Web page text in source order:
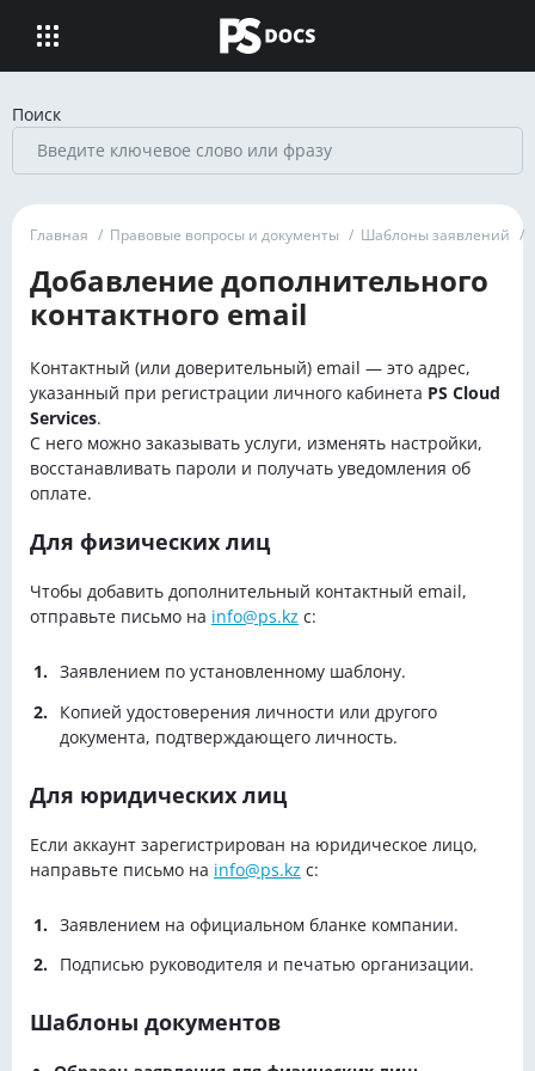
Поиск
Главная / Правовые вопросы и документы / Шаблоны заявлений /
Добавление дополнительного
контактного email
Контактный (или доверительный) email — это адрес,
указанный при регистрации личного кабинета PS Cloud
Services.
С него можно заказывать услуги, изменять настройки,
восстанавливать пароли и получать уведомления об
оплате.
Для физических лиц
Чтобы добавить дополнительный контактный email,
отправьте письмо на info@ps.kz с:
Заявлением по установленному шаблону.
Копией удостоверения личности или другого
документа, подтверждающего личность.
Для юридических лиц
Если аккаунт зарегистрирован на юридическое лицо,
направьте письмо на info@ps.kz с:
Заявлением на официальном бланке компании.
Подписью руководителя и печатью организации.
Шаблоны документов